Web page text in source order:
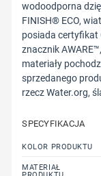
wodoodporna
FINISH® ECO,
posiada certyfikat
znacznik
materiały
sprzedanego
rzecz Water.org,
SPECYFIKACJA
KOLOR PRODUKTU
MATERIAŁ